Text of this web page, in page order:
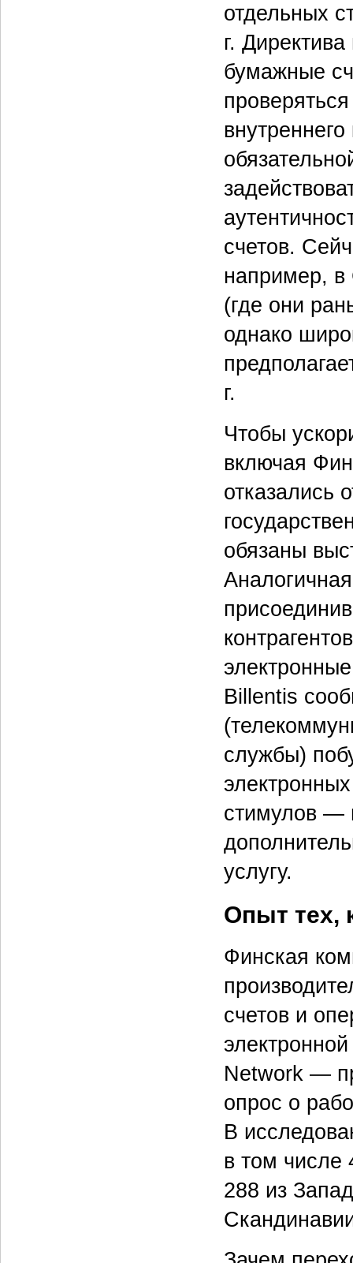
отдельных
г.
бумажные
счетов.
например, в
(где они
однако
г.
Чтобы
включая
отказались
обязаны
Billentis
службы)
стимулов —
услугу.
Опыт тех,
Финская
счетов и
Network —
опрос о
В
в том
288 из